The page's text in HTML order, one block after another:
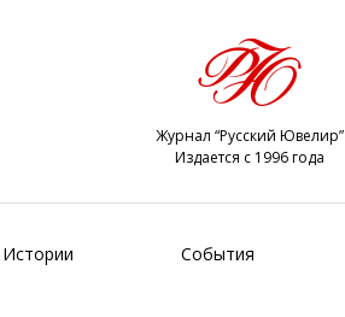
Журнал “Русский Ювелир”
Издается с 1996 года
Истории События